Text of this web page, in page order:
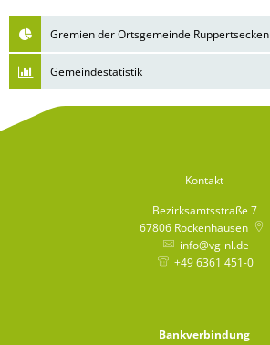
Gremien der Ortsgemeinde Ruppertsecken
Gemeindestatistik
Kontakt
Bezirksamtsstraße 7
67806 Rockenhausen
info@vg-nl.de
+49 6361 451-0
Bankverbindung